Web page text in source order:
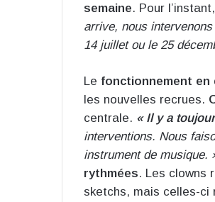
semaine. Pour
arrive, nous
14 juillet ou le 25
Le fonctionnement en
les nouvelles recrues.
centrale. « Il y a
interventions. Nous
instrument de musique.
rythmées. Les clowns
sketchs, mais celles-ci